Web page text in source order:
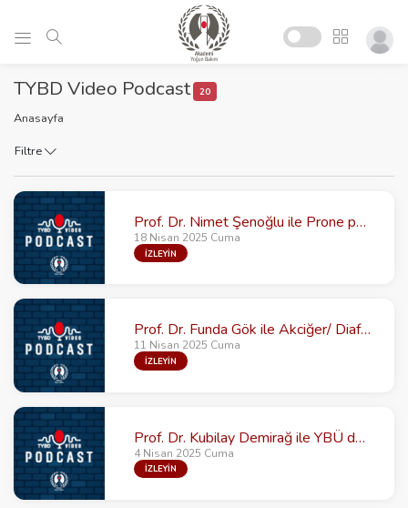
TYBD Video Podcast 20
Anasayfa
Filtre
Prof. Dr. Nimet Şenoğlu ile Prone pozisyon standart bakım mı yoksa kurtarma stratejisi mi?
18 Nisan 2025 Cuma
İZLEYİN
Prof. Dr. Funda Gök ile Akciğer/ Diafragma USG
11 Nisan 2025 Cuma
İZLEYİN
Prof. Dr. Kubilay Demirağ ile YBÜ de İndirekt kalorimetri
4 Nisan 2025 Cuma
İZLEYİN